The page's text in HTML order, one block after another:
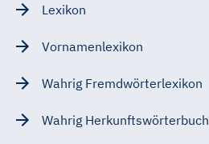
Lexikon
Vornamenlexikon
Wahrig Fremdwörterlexikon
Wahrig Herkunftswörterbuch